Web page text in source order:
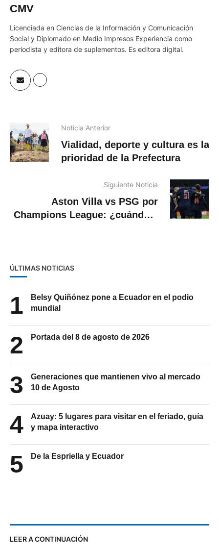
CMV
Licenciada en Ciencias de la Información y Comunicación
Social y Diplomado en Medio Impresos Experiencia como
periodista y editora de suplementos. Es editora digital.
Noticia Anterior
Vialidad, deporte y cultura es la
prioridad de la Prefectura
Siguiente Noticia
Aston Villa vs PSG por
Champions League: ¿cuándo y
ÚLTIMAS NOTICIAS
1
Belsy Quiñónez pone a Ecuador en el podio
mundial
2 Portada del 8 de agosto de 2026
3
Generaciones que mantienen vivo al mercado
10 de Agosto
4
Azuay: 5 lugares para visitar en el feriado, guía
y mapa interactivo
5 De la Espriella y Ecuador
LEER A CONTINUACIÓN